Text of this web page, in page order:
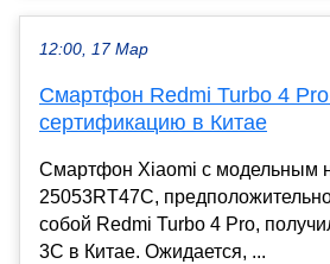
12:00, 17 Мар
Смартфон Redmi Turbo 4
сертификацию в Китае
Смартфон Xiaomi с модельным
25053RT47C,
собой Redmi Turbo 4 Pro,
3C в Китае. Ожидается, ...